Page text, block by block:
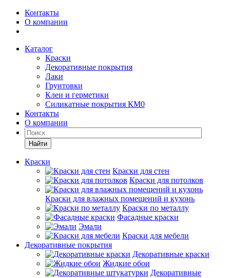
Контакты
О компании
Каталог
Краски
Декоративные покрытия
Лаки
Грунтовки
Клеи и герметики
Силикатные покрытия КМ0
Контакты
О компании
Найти
Краски
Краски для стен
Краски для потолков
Краски для влажных помещений и кухонь
Краски по металлу
Фасадные краски
Эмали
Краски для мебели
Декоративные покрытия
Декоративные краски
Жидкие обои
Декоративные